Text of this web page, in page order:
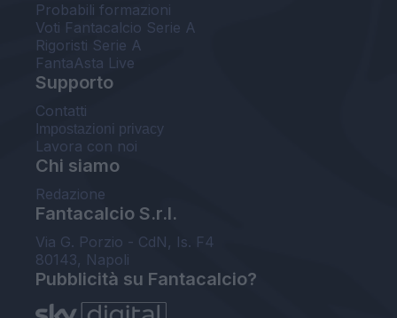
Probabili formazioni
Voti Fantacalcio Serie A
Rigoristi Serie A
FantaAsta Live
Supporto
Contatti
Impostazioni privacy
Lavora con noi
Chi siamo
Redazione
Fantacalcio S.r.l.
Via G. Porzio - CdN, Is. F4
80143, Napoli
Pubblicità su Fantacalcio?